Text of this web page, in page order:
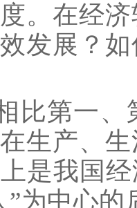
。在经
发展？
比第一
生产、
是我国
”为中心